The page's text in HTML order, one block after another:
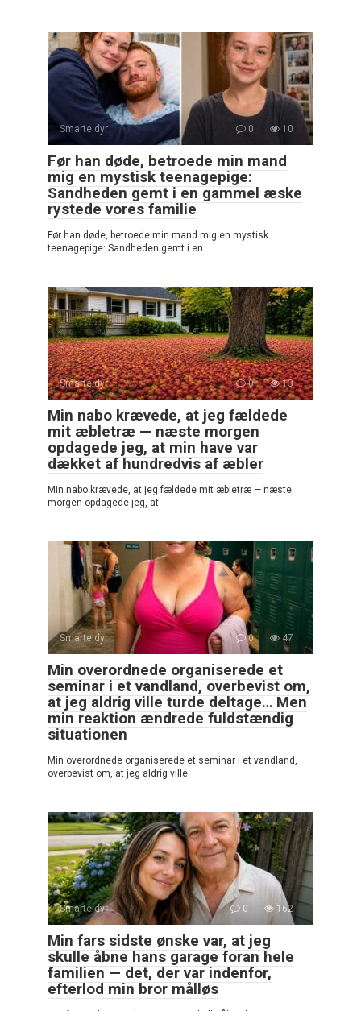
Smarte dyr 0 10
Før han døde, betroede min mand
mig en mystisk teenagepige:
Sandheden gemt i en gammel æske
rystede vores familie
Før han døde, betroede min mand mig en mystisk
teenagepige: Sandheden gemt i en
Smarte dyr 0 13
Min nabo krævede, at jeg fældede
mit æbletræ — næste morgen
opdagede jeg, at min have var
dækket af hundredvis af æbler
Min nabo krævede, at jeg fældede mit æbletræ — næste
morgen opdagede jeg, at
Smarte dyr 0 47
Min overordnede organiserede et
seminar i et vandland, overbevist om,
at jeg aldrig ville turde deltage… Men
min reaktion ændrede fuldstændig
situationen
Min overordnede organiserede et seminar i et vandland,
overbevist om, at jeg aldrig ville
Smarte dyr 0 162
Min fars sidste ønske var, at jeg
skulle åbne hans garage foran hele
familien — det, der var indenfor,
efterlod min bror målløs